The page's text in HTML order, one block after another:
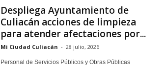
Despliega Ayuntamiento de
Culiacán acciones de limpieza
para atender afectaciones por...
Mi Ciudad Culiacán - 28 julio, 2026
Personal de Servicios Públicos y Obras Públicas